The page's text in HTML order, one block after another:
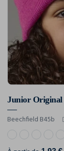
Junior Original
Beechfield B45b